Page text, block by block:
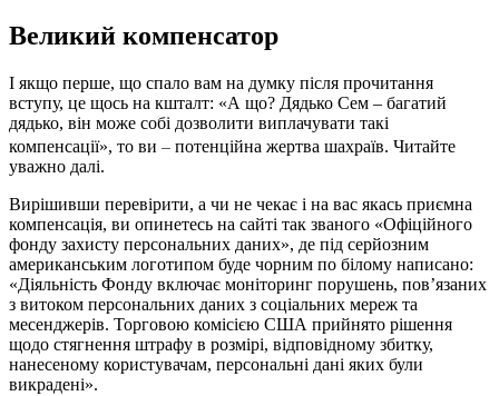
Великий компенсатор
І якщо перше, що спало вам на думку після прочитання
вступу, це щось на кшталт: «А що? Дядько Сем – багатий
дядько, він може собі дозволити виплачувати такі
компенсації», то ви – потенційна жертва шахраїв. Читайте
уважно далі.
Вирішивши перевірити, а чи не чекає і на вас якась приємна
компенсація, ви опинетесь на сайті так званого «Офіційного
фонду захисту персональних даних», де під серйозним
американським логотипом буде чорним по білому написано:
«Діяльність Фонду включає моніторинг порушень, пов’язаних
з витоком персональних даних з соціальних мереж та
месенджерів. Торговою комісією США прийнято рішення
щодо стягнення штрафу в розмірі, відповідному збитку,
нанесеному користувачам, персональні дані яких були
викрадені».